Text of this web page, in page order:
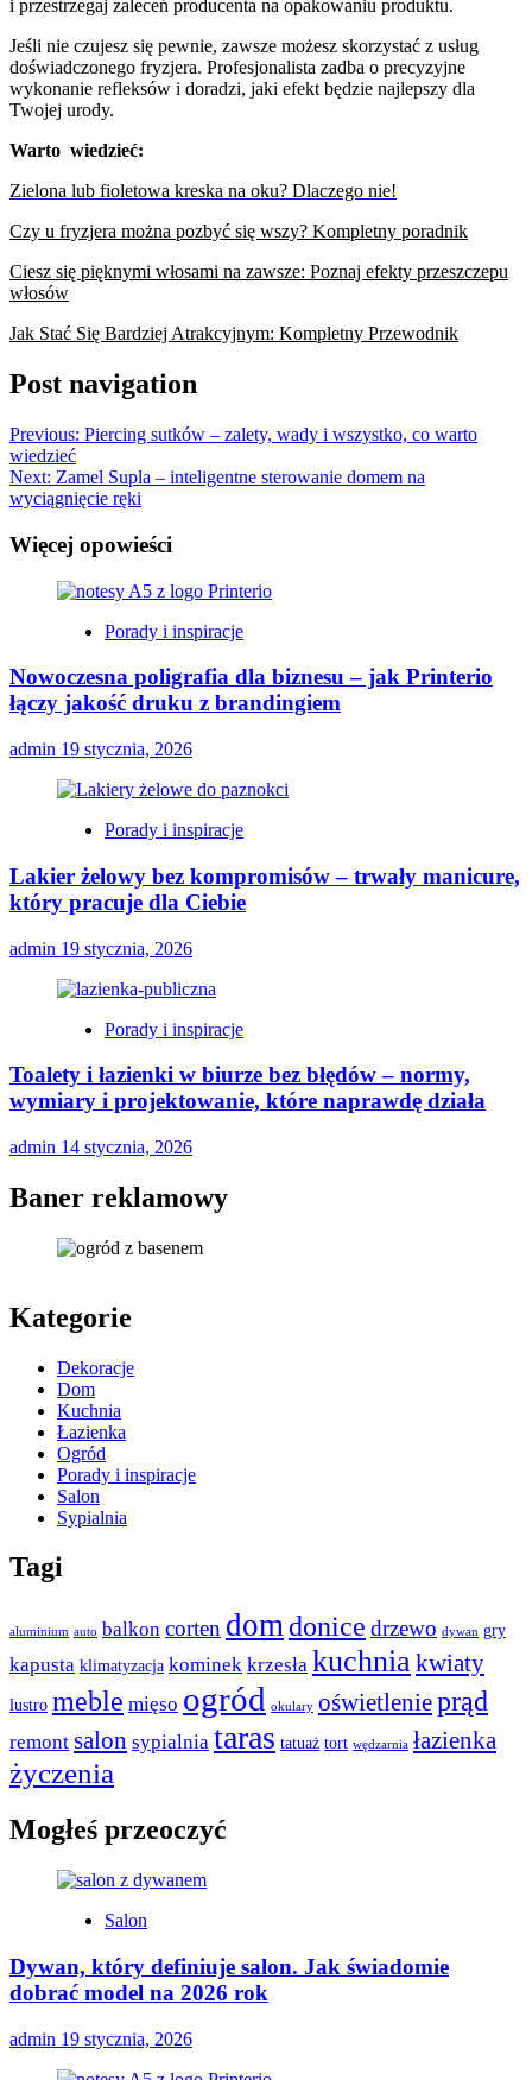
i przestrzegaj zaleceń producenta na opakowaniu produktu.
Jeśli nie czujesz się pewnie, zawsze możesz skorzystać z usług
doświadczonego fryzjera. Profesjonalista zadba o precyzyjne
wykonanie refleksów i doradzi, jaki efekt będzie najlepszy dla
Twojej urody.
Warto wiedzieć:
Zielona lub fioletowa kreska na oku? Dlaczego nie!
Czy u fryzjera można pozbyć się wszy? Kompletny poradnik
Ciesz się pięknymi włosami na zawsze: Poznaj efekty przeszczepu
włosów
Jak Stać Się Bardziej Atrakcyjnym: Kompletny Przewodnik
Post navigation
Previous: Piercing sutków – zalety, wady i wszystko, co warto
wiedzieć
Next: Zamel Supla – inteligentne sterowanie domem na
wyciągnięcie ręki
Więcej opowieści
Porady i inspiracje
Nowoczesna poligrafia dla biznesu – jak Printerio
łączy jakość druku z brandingiem
admin 19 stycznia, 2026
Porady i inspiracje
Lakier żelowy bez kompromisów – trwały manicure,
który pracuje dla Ciebie
admin 19 stycznia, 2026
Porady i inspiracje
Toalety i łazienki w biurze bez błędów – normy,
wymiary i projektowanie, które naprawdę działa
admin 14 stycznia, 2026
Baner reklamowy
Kategorie
Dekoracje
Dom
Kuchnia
Łazienka
Ogród
Porady i inspiracje
Salon
Sypialnia
Tagi
aluminium auto balkon corten domdonice drzewo dywan gry
kapusta klimatyzacja kominek krzesła kuchniakwiaty
lustro meble mięso ogród okulary oświetlenieprąd
remont salon sypialnia taras tatuaż tort wędzarnia łazienka
życzenia
Mogłeś przeoczyć
Salon
Dywan, który definiuje salon. Jak świadomie
dobrać model na 2026 rok
admin 19 stycznia, 2026